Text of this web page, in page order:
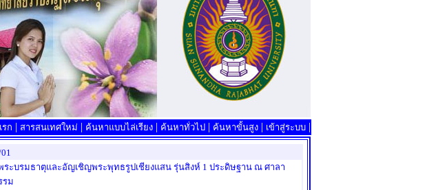
ก | สารสนเทศใหม่ | ค้นหาแบบไล่เรียง | ค้นหาทั่วไป | ค้นหาขั้นสูง | เข้าสู่ระบบ |
ระบรมธาตุและอัญเชิญพระพุทธรูปเชียงแสน รุ่นสิงห์ 1 ประดิษฐาน ณ ศาลา
รม